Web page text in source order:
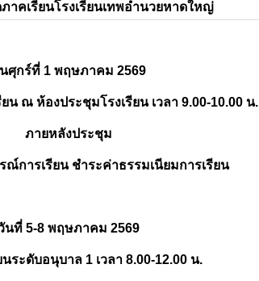
าคเรียนโรงเรียนเทพอำนวยหาดใหญ่
ศุกร์ที่ 1 พฤษภาคม 2569
น ณ ห้องประชุมโรงเรียน เวลา 9.00-10.00 น.
ภายหลังประชุม
การเรียน ชำระค่าธรรมเนียมการเรียน
นที่ 5-8 พฤษภาคม 2569
นระดับอนุบาล 1 เวลา 8.00-12.00 น.